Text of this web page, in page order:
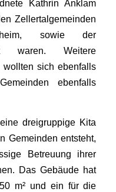
Kathrin Anklam
Zellertalgemeinden
sowie der
waren. Weitere
wollten sich ebenfalls
ebenfalls
dreigruppige Kita
Gemeinden entsteht,
Betreuung ihrer
Das Gebäude hat
m² und ein für die